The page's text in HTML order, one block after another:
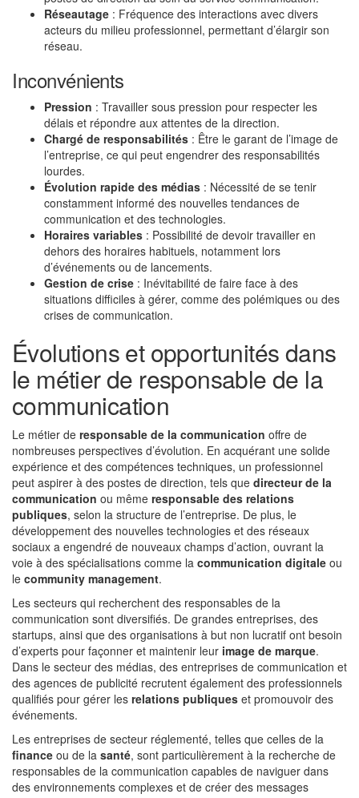
Réseautage : Fréquence des interactions avec divers
acteurs du milieu professionnel, permettant d’élargir son
réseau.
Inconvénients
Pression : Travailler sous pression pour respecter les
délais et répondre aux attentes de la direction.
Chargé de responsabilités : Être le garant de l’image de
l’entreprise, ce qui peut engendrer des responsabilités
lourdes.
Évolution rapide des médias : Nécessité de se tenir
constamment informé des nouvelles tendances de
communication et des technologies.
Horaires variables : Possibilité de devoir travailler en
dehors des horaires habituels, notamment lors
d’événements ou de lancements.
Gestion de crise : Inévitabilité de faire face à des
situations difficiles à gérer, comme des polémiques ou des
crises de communication.
Évolutions et opportunités dans
le métier de responsable de la
communication
Le métier de responsable de la communication offre de
nombreuses perspectives d’évolution. En acquérant une solide
expérience et des compétences techniques, un professionnel
peut aspirer à des postes de direction, tels que directeur de la
communication ou même responsable des relations
publiques, selon la structure de l’entreprise. De plus, le
développement des nouvelles technologies et des réseaux
sociaux a engendré de nouveaux champs d’action, ouvrant la
voie à des spécialisations comme la communication digitale ou
le community management.
Les secteurs qui recherchent des responsables de la
communication sont diversifiés. De grandes entreprises, des
startups, ainsi que des organisations à but non lucratif ont besoin
d’experts pour façonner et maintenir leur image de marque.
Dans le secteur des médias, des entreprises de communication et
des agences de publicité recrutent également des professionnels
qualifiés pour gérer les relations publiques et promouvoir des
événements.
Les entreprises de secteur réglementé, telles que celles de la
finance ou de la santé, sont particulièrement à la recherche de
responsables de la communication capables de naviguer dans
des environnements complexes et de créer des messages